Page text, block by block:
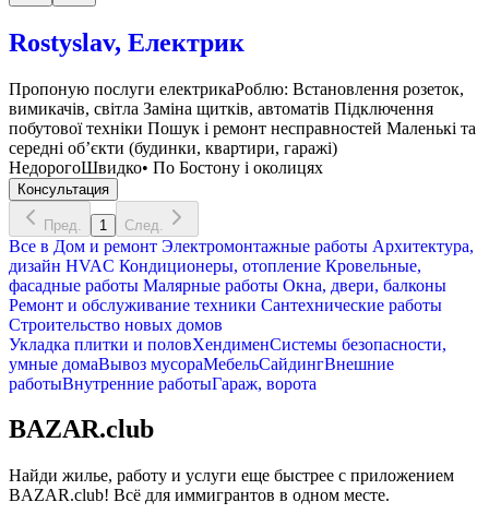
Rostyslav, Електрик
Пропоную послуги електрикаРоблю: Встановлення розеток,
вимикачів, світла Заміна щитків, автоматів Підключення
побутової техніки Пошук і ремонт несправностей Маленькі та
середні обʼєкти (будинки, квартири, гаражі)
НедорогоШвидко• По Бостону і околицях
Консультация
Пред. 1 След.
Все в Дом и ремонт Электромонтажные работы Архитектура,
дизайн HVAC Кондиционеры, oтопление Кровельные,
фасадные работы Малярные работы Окна, двери, балконы
Ремонт и обслуживание техники Сантехнические работы
Строительство новых домов
Укладка плитки и половХендименСистемы безопасности,
умные домаВывоз мусораМебельСайдингВнешние
работыВнутренние работыГараж, ворота
BAZAR.club
Найди жилье, работу и услуги еще быстрее с приложением
BAZAR.club! Всё для иммигрантов в одном месте.